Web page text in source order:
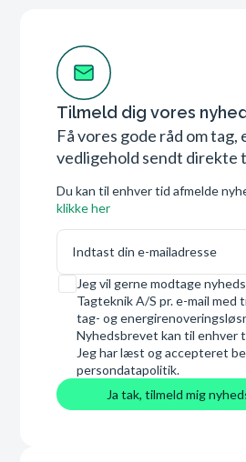
Tilmeld dig vores
Få vores gode råd om tag,
vedligehold sendt direkte
Du kan til enhver tid afmelde
klikke her
E-mail
Samtykke
Jeg vil gerne modtage
Tagteknik A/S pr. e-mail med
tag- og
Nyhedsbrevet kan til enhver
Jeg har læst og accepteret
persondatapolitik.
Ja tak, tilmeld mig